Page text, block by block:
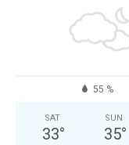
55 %
SAT
33°
SUN
35°